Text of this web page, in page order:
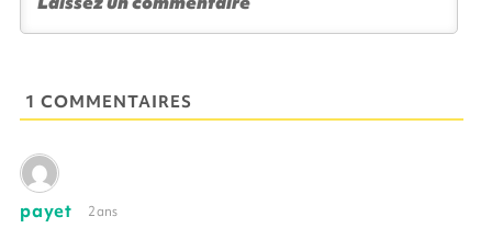
1 COMMENTAIRES
payet 2 ans